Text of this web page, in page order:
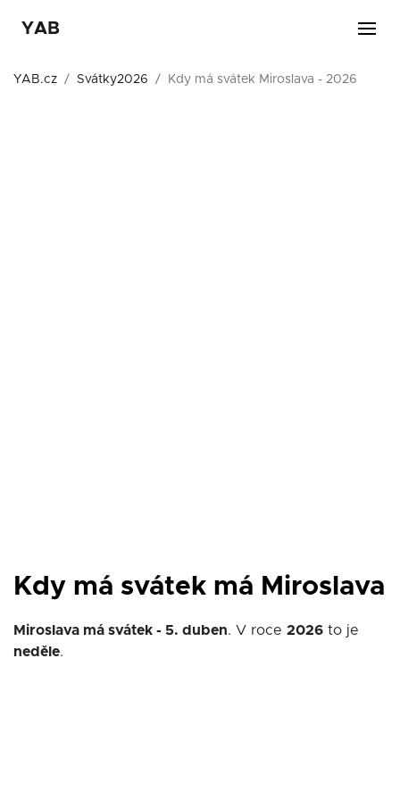
YAB
YAB.cz Svátky2026 Kdy má svátek Miroslava - 2026
Kdy má svátek má Miroslava
Miroslava má svátek - 5. duben. V roce 2026 to je
neděle.